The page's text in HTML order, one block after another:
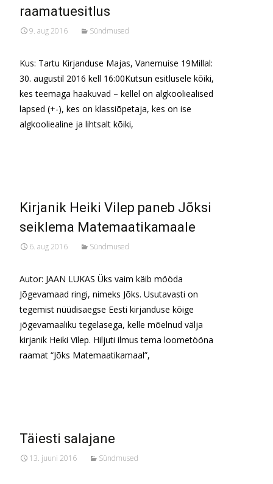
raamatuesitlus
9. aug 2016 Sündmused
Kus: Tartu Kirjanduse Majas, Vanemuise 19Millal:
30. augustil 2016 kell 16:00Kutsun esitlusele kõiki,
kes teemaga haakuvad – kellel on algkooliealised
lapsed (+-), kes on klassiõpetaja, kes on ise
algkooliealine ja lihtsalt kõiki,
Kirjanik Heiki Vilep paneb Jõksi
seiklema Matemaatikamaale
6. aug 2016 Sündmused
Autor: JAAN LUKAS Üks vaim käib mööda
Jõgevamaad ringi, nimeks Jõks. Usutavasti on
tegemist nüüdisaegse Eesti kirjanduse kõige
jõgevamaaliku tegelasega, kelle mõelnud välja
kirjanik Heiki Vilep. Hiljuti ilmus tema loometööna
raamat “Jõks Matemaatikamaal”,
Täiesti salajane
13. juuni 2016 Sündmused